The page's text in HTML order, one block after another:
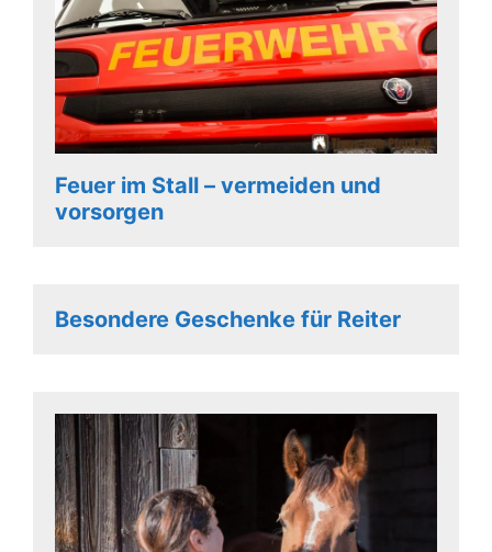
Feuer im Stall – vermeiden und
vorsorgen
Besondere Geschenke für Reiter